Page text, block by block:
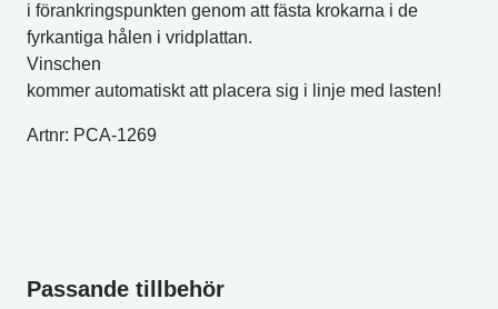
i förankringspunkten genom att fästa krokarna i de
fyrkantiga hålen i vridplattan.
Vinschen
kommer automatiskt att placera sig i linje med lasten!
Artnr: PCA-1269
Passande tillbehör